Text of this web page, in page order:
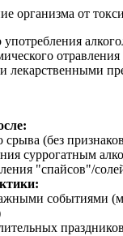
организма от
отравления
лекарственными
срыва (без
суррогатным
"спайсов"/
событиями
праздников